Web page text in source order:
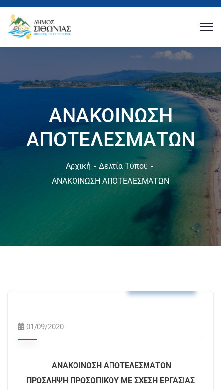
ΑΝΑΚΟΙΝΩΣΗ
ΑΠΟΤΕΛΕΣΜΑΤΩΝ
Αρχική
Δελτία Τύπου
ΑΝΑΚΟΙΝΩΣΗ ΑΠΟΤΕΛΕΣΜΑΤΩΝ
01/09/2020
ΑΝΑΚΟΙΝΩΣΗ ΑΠΟΤΕΛΕΣΜΑΤΩΝ
ΠΡΟΣΛΗΨΗ ΠΡΟΣΩΠΙΚΟΥ ΜΕ ΣΧΕΣΗ ΕΡΓΑΣΙΑΣ